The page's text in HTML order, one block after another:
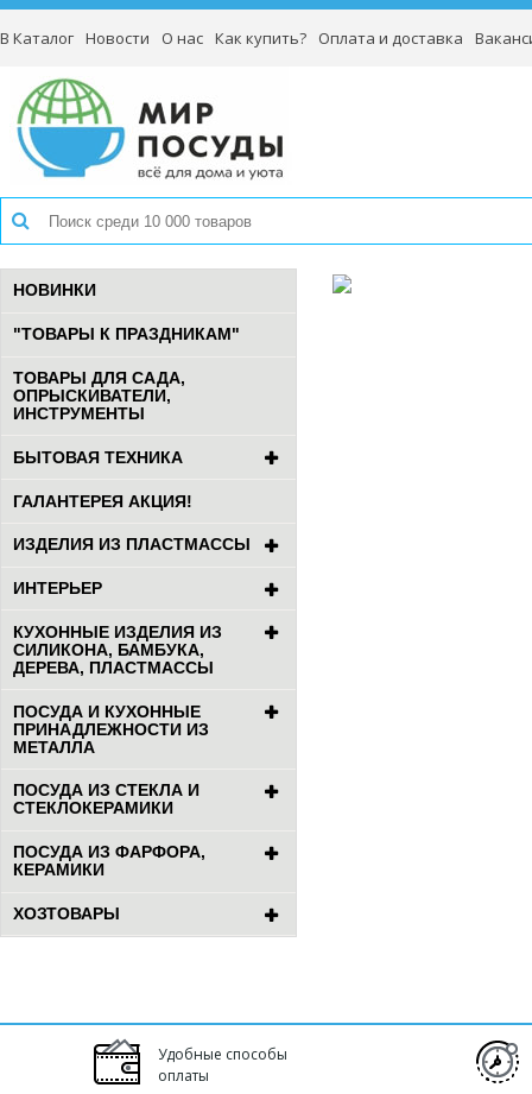
В Каталог Новости О нас Как купить? Оплата и доставка
НОВИНКИ
"ТОВАРЫ К ПРАЗДНИКАМ"
ТОВАРЫ ДЛЯ САДА,
ОПРЫСКИВАТЕЛИ,
ИНСТРУМЕНТЫ
БЫТОВАЯ ТЕХНИКА
ГАЛАНТЕРЕЯ АКЦИЯ!
ИЗДЕЛИЯ ИЗ ПЛАСТМАССЫ
ИНТЕРЬЕР
КУХОННЫЕ ИЗДЕЛИЯ ИЗ
СИЛИКОНА, БАМБУКА,
ДЕРЕВА, ПЛАСТМАССЫ
ПОСУДА И КУХОННЫЕ
ПРИНАДЛЕЖНОСТИ ИЗ
МЕТАЛЛА
ПОСУДА ИЗ СТЕКЛА И
СТЕКЛОКЕРАМИКИ
ПОСУДА ИЗ ФАРФОРА,
КЕРАМИКИ
ХОЗТОВАРЫ
Удобные способы
оплаты